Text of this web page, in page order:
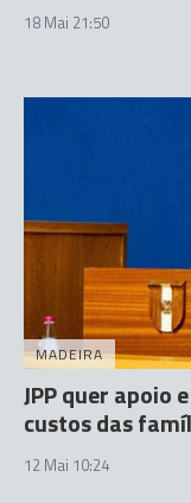
18 Mai 21:50
MADEIRA
JPP quer apoio
custos das
12 Mai 10:24